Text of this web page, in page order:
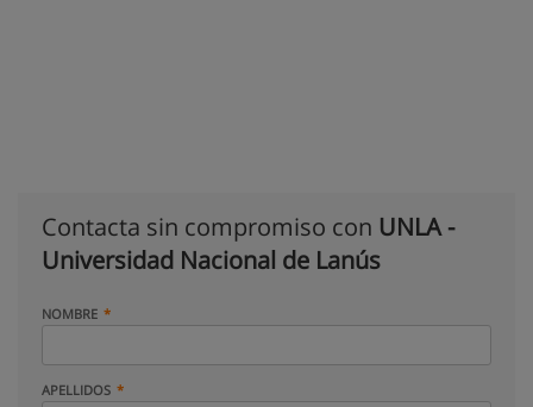
Contacta sin compromiso con UNLA -
Universidad Nacional de Lanús
NOMBRE
APELLIDOS